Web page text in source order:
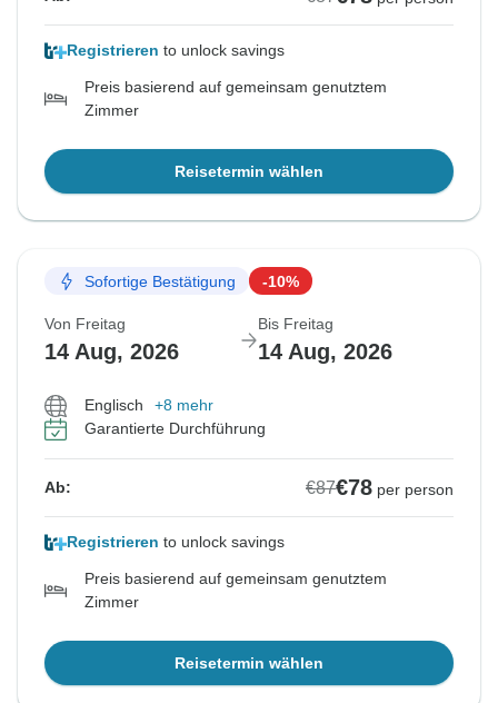
Registrieren to unlock savings
Preis basierend auf gemeinsam genutztem
Zimmer
Reisetermin wählen
Sofortige Bestätigung -10%
Von Freitag
14 Aug, 2026
Bis Freitag
14 Aug, 2026
Englisch
+8 mehr
Garantierte Durchführung
Ab: €87€78 per person
Registrieren to unlock savings
Preis basierend auf gemeinsam genutztem
Zimmer
Reisetermin wählen